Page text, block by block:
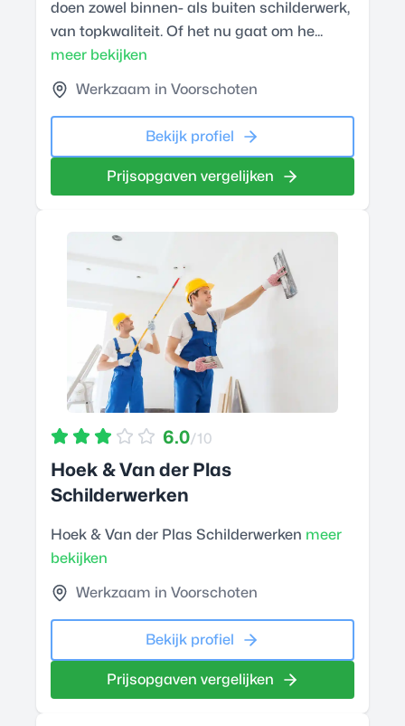
doen zowel binnen- als buiten schilderwerk,
van topkwaliteit. Of het nu gaat om he...
meer bekijken
Werkzaam in Voorschoten
Bekijk profiel
Prijsopgaven vergelijken
6.0/10
Hoek & Van der Plas
Schilderwerken
Hoek & Van der Plas Schilderwerken meer
bekijken
Werkzaam in Voorschoten
Bekijk profiel
Prijsopgaven vergelijken